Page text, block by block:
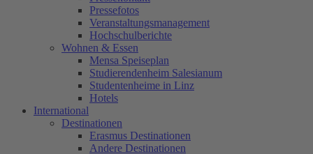
Pressefotos
Veranstaltungsmanagement
Hochschulberichte
Wohnen & Essen
Mensa Speiseplan
Studierendenheim Salesianum
Studentenheime in Linz
Hotels
International
Destinationen
Erasmus Destinationen
Andere Destinationen